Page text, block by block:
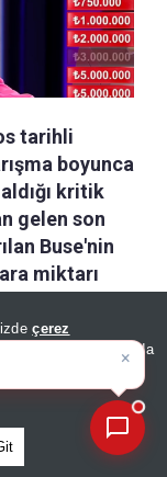
çerez
GDPR kapsamında
tarihli
boyunca
kritik
gelen son
Buse'nin
miktarı
×
manşetleri